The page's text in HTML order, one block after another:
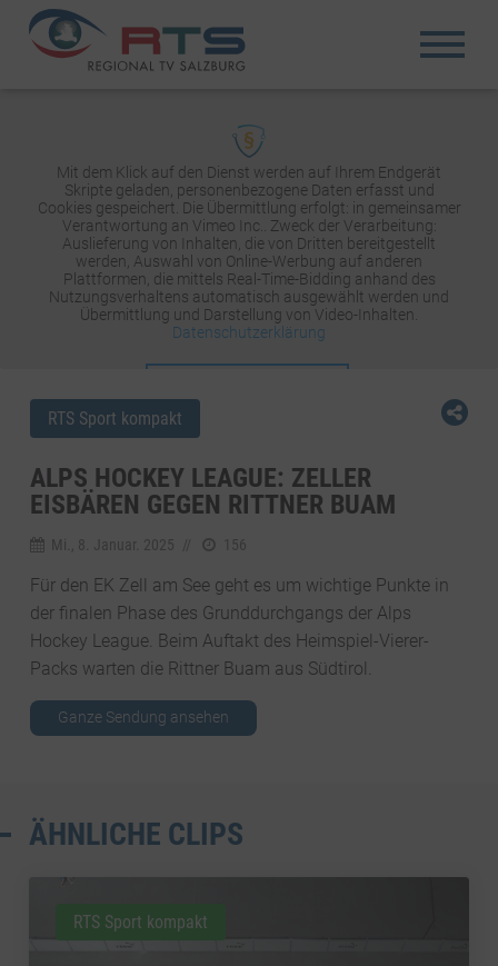
Mit dem Klick auf den Dienst werden auf Ihrem Endgerät
Skripte geladen, personenbezogene Daten erfasst und
Cookies gespeichert. Die Übermittlung erfolgt: in gemeinsamer
Verantwortung an Vimeo Inc.. Zweck der Verarbeitung:
Auslieferung von Inhalten, die von Dritten bereitgestellt
werden, Auswahl von Online-Werbung auf anderen
Plattformen, die mittels Real-Time-Bidding anhand des
Nutzungsverhaltens automatisch ausgewählt werden und
Übermittlung und Darstellung von Video-Inhalten.
Datenschutzerklärung
RTS Sport kompakt
ALPS HOCKEY LEAGUE: ZELLER
EISBÄREN GEGEN RITTNER BUAM
Mi., 8. Januar. 2025 156
Für den EK Zell am See geht es um wichtige Punkte in
der finalen Phase des Grunddurchgangs der Alps
Hockey League. Beim Auftakt des Heimspiel-Vierer-
Packs warten die Rittner Buam aus Südtirol.
Ganze Sendung ansehen
ÄHNLICHE CLIPS
RTS Sport kompakt